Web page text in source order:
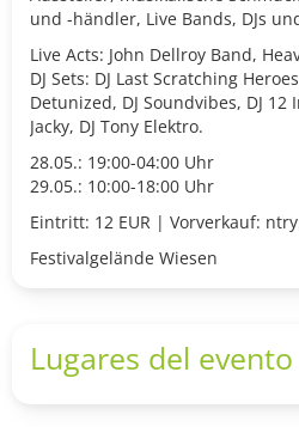
und -händler, Live Bands, DJs
Live Acts: John Dellroy Band,
DJ Sets: DJ Last Scratching
Detunized, DJ Soundvibes, DJ 12
Jacky, DJ Tony Elektro.
28.05.: 19:00-04:00 Uhr
29.05.: 10:00-18:00 Uhr
Eintritt: 12 EUR | Vorverkauf:
Festivalgelände Wiesen
Lugares del evento